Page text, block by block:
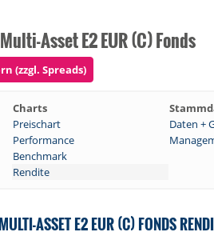
Asset E2 EUR (C) Fonds
(zzgl. Spreads)
Charts
Preischart Daten +
Performance
Benchmark
Rendite
ASSET E2 EUR (C) FONDS